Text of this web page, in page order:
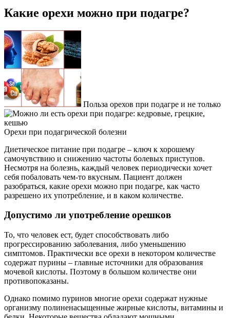
Какие орехи можно при подагре?
Польза орехов при подагре и не только
Орехи при подагрической болезни
Диетическое питание при подагре – ключ к хорошему
самочувствию и снижению частоты болевых приступов.
Несмотря на болезнь, каждый человек периодически хочет
себя побаловать чем-то вкусным. Пациент должен
разобраться, какие орехи можно при подагре, как часто
разрешено их употребление, и в каком количестве.
Допустимо ли употребление орешков
То, что человек ест, будет способствовать либо
прогрессированию заболевания, либо уменьшению
симптомов. Практически все орехи в некотором количестве
содержат пурины – главные источники для образования
мочевой кислоты. Поэтому в большом количестве они
противопоказаны.
Однако помимо пуринов многие орехи содержат нужные
организму полиненасыщенные жирные кислоты, витамины и